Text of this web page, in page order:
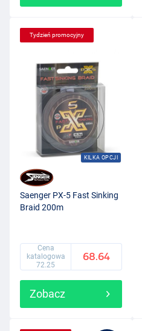
KILKA OPCJI
Tydzień promocyjny
Saenger PX-5 Fast Sinking
Braid 200m
Cena
katalogowa
72.25
68.64
Zobacz